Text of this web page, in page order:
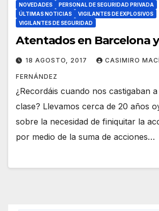
NOVEDADES
PERSONAL DE SEGURIDAD PRIVADA
ÚLTIMAS NOTICIAS
VIGILANTES DE EXPLOSIVOS
VIGILANTES DE SEGURIDAD
Atentados en Barcelona
18 AGOSTO, 2017 CASIMIRO
FERNÁNDEZ
¿Recordáis cuando nos castigaban
clase? Llevamos cerca de 20 años
sobre la necesidad de finiquitar la
por medio de la suma de acciones…